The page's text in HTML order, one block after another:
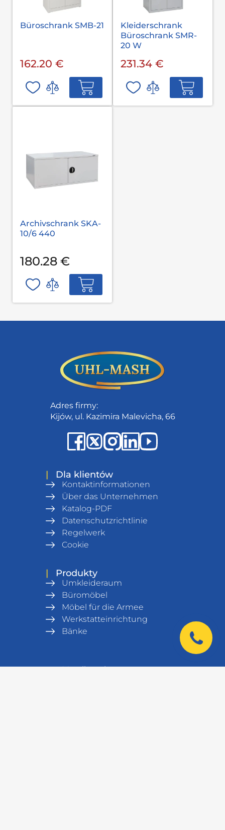
Büroschrank SMB-21
162.20 €
Kleiderschrank
Büroschrank SMR-
20 W
231.34 €
Archivschrank SKA-
10/6 440
180.28 €
Adres firmy:
Kijów, ul. Kazimira Malevicha, 66
| Dla klientów
Kontaktinformationen
Über das Unternehmen
Katalog-PDF
Datenschutzrichtlinie
Regelwerk
Cookie
| Produkty
Umkleideraum
Büromöbel
Möbel für die Armee
Werkstatteinrichtung
Bänke
Metallregal